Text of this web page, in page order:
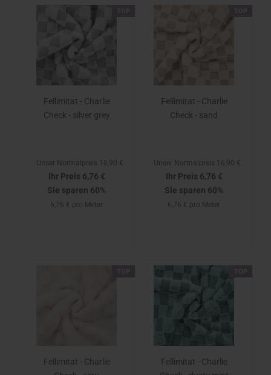
Fellimitat - Charlie
Check - silver grey
Unser Normalpreis 16,90 €
Ihr Preis 6,76 €
Sie sparen 60%
6,76 € pro Meter
Fellimitat - Charlie
Check - sand
Unser Normalpreis 16,90 €
Ihr Preis 6,76 €
Sie sparen 60%
6,76 € pro Meter
Fellimitat - Charlie
Fellimitat - Charlie